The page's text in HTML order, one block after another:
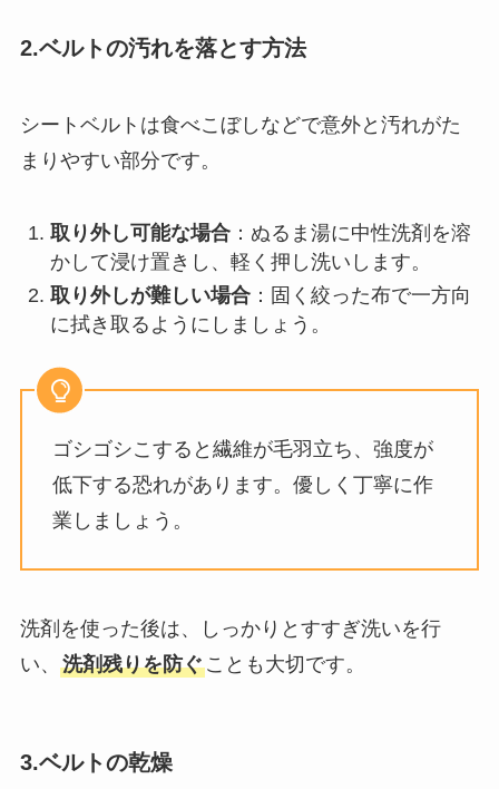
2.ベルトの汚れを落とす方法
シートベルトは食べこぼしなどで意外と汚れがた
まりやすい部分です。
取り外し可能な場合：ぬるま湯に中性洗剤を溶
かして浸け置きし、軽く押し洗いします。
取り外しが難しい場合：固く絞った布で一方向
に拭き取るようにしましょう。
ゴシゴシこすると繊維が毛羽立ち、強度が
低下する恐れがあります。優しく丁寧に作
業しましょう。
洗剤を使った後は、しっかりとすすぎ洗いを行
い、 洗剤残りを防ぐことも大切です。
3.ベルトの乾燥